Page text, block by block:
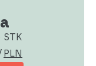
PLN